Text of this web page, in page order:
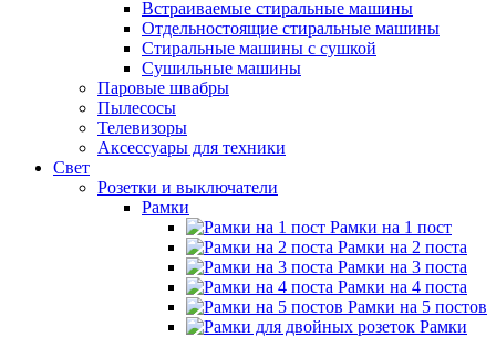
Встраиваемые стиральные машины
Отдельностоящие стиральные машины
Стиральные машины с сушкой
Сушильные машины
Паровые швабры
Пылесосы
Телевизоры
Аксессуары для техники
Свет
Розетки и выключатели
Рамки
Рамки на 1 пост
Рамки на 2 поста
Рамки на 3 поста
Рамки на 4 поста
Рамки на 5 постов
Рамки